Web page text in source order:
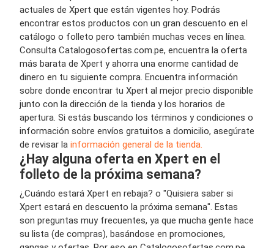
actuales de Xpert que están vigentes hoy. Podrás
encontrar estos productos con un gran descuento en el
catálogo o folleto pero también muchas veces en línea.
Consulta Catalogosofertas.com.pe, encuentra la oferta
más barata de Xpert y ahorra una enorme cantidad de
dinero en tu siguiente compra. Encuentra información
sobre donde encontrar tu Xpert al mejor precio disponible
junto con la dirección de la tienda y los horarios de
apertura. Si estás buscando los términos y condiciones o
información sobre envíos gratuitos a domicilio, asegúrate
de revisar la información general de la tienda.
¿Hay alguna oferta en Xpert en el
folleto de la próxima semana?
¿Cuándo estará Xpert en rebaja? o "Quisiera saber si
Xpert estará en descuento la próxima semana". Estas
son preguntas muy frecuentes, ya que mucha gente hace
su lista (de compras), basándose en promociones,